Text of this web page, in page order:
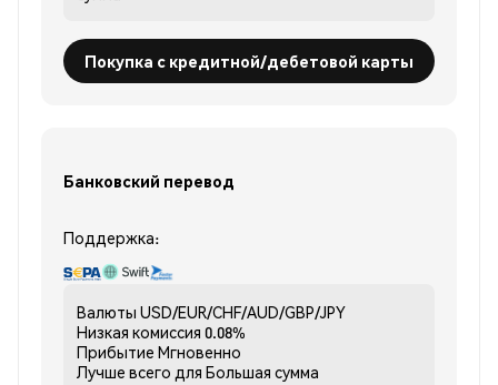
Покупка с кредитной/дебетовой карты
Банковский перевод
Поддержка:
Валюты USD/EUR/CHF/AUD/GBP/JPY
Низкая комиссия 0.08%
Прибытие Мгновенно
Лучше всего для Большая сумма